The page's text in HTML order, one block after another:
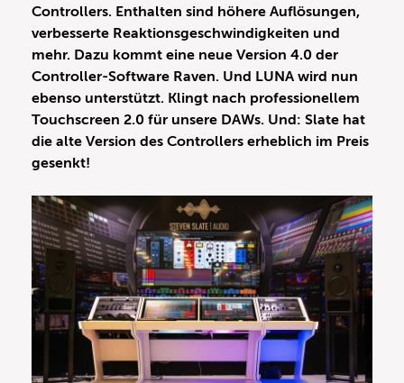
Controllers. Enthalten sind höhere Auflösungen,
verbesserte Reaktionsgeschwindigkeiten und
mehr. Dazu kommt eine neue Version 4.0 der
Controller-Software Raven. Und LUNA wird nun
ebenso unterstützt. Klingt nach professionellem
Touchscreen 2.0 für unsere DAWs. Und: Slate hat
die alte Version des Controllers erheblich im Preis
gesenkt!